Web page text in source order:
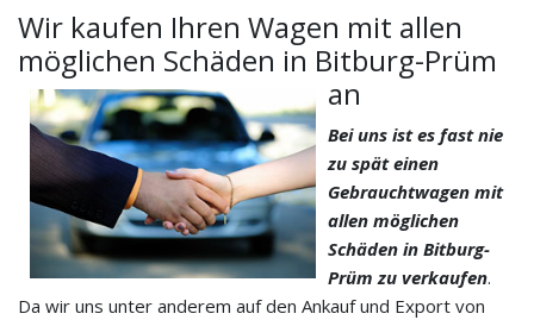
Wir kaufen Ihren Wagen mit allen
möglichen Schäden in Bitburg-Prüm
an
Bei uns ist es fast nie
zu spät einen
Gebrauchtwagen mit
allen möglichen
Schäden in Bitburg-
Prüm zu verkaufen.
Da wir uns unter anderem auf den Ankauf und Export von